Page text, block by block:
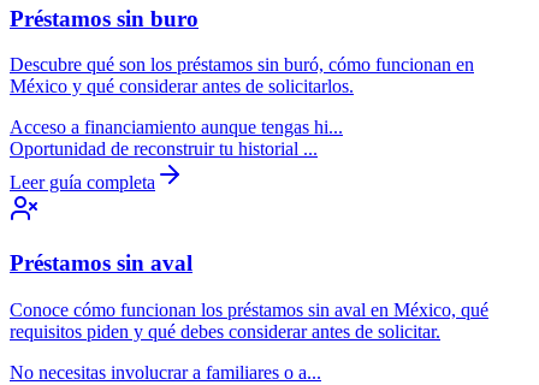
Préstamos sin buro
Descubre qué son los préstamos sin buró, cómo funcionan en
México y qué considerar antes de solicitarlos.
Acceso a financiamiento aunque tengas hi...
Oportunidad de reconstruir tu historial ...
Leer guía completa
Préstamos sin aval
Conoce cómo funcionan los préstamos sin aval en México, qué
requisitos piden y qué debes considerar antes de solicitar.
No necesitas involucrar a familiares o a...